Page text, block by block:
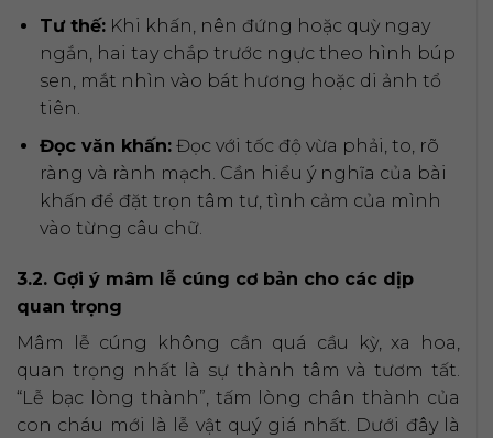
Tư thế:Khi khấn, nên đứng hoặc quỳ ngay
ngắn, hai tay chắp trước ngực theo hình búp
sen, mắt nhìn vào bát hương hoặc di ảnh tổ
tiên.
Đọc văn khấn:Đọc với tốc độ vừa phải, to, rõ
ràng và rành mạch. Cần hiểu ý nghĩa của bài
khấn để đặt trọn tâm tư, tình cảm của mình
vào từng câu chữ.
3.2. Gợi ý mâm lễ cúng cơ bản cho các dịp
quan trọng
Mâm lễ cúng không cần quá cầu kỳ, xa hoa,
quan trọng nhất là sự thành tâm và tươm tất.
“Lễ bạc lòng thành”, tấm lòng chân thành của
con cháu mới là lễ vật quý giá nhất. Dưới đây là